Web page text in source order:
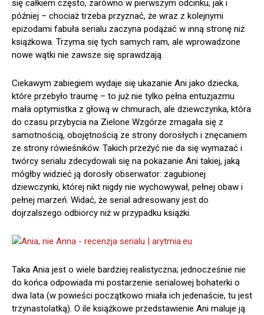
się całkiem często, zarówno w pierwszym odcinku, jak i
później – chociaż trzeba przyznać, że wraz z kolejnymi
epizodami fabuła serialu zaczyna podążać w inną stronę niż
książkowa. Trzyma się tych samych ram, ale wprowadzone
nowe wątki nie zawsze się sprawdzają.
Ciekawym zabiegiem wydaje się ukazanie Ani jako dziecka,
które przebyło traumę – to już nie tylko pełna entuzjazmu
mała optymistka z głową w chmurach, ale dziewczynka, która
do czasu przybycia na Zielone Wzgórze zmagała się z
samotnością, obojętnością ze strony dorosłych i znęcaniem
ze strony rówieśników. Takich przeżyć nie da się wymazać i
twórcy serialu zdecydowali się na pokazanie Ani takiej, jaką
mógłby widzieć ją dorosły obserwator: zagubionej
dziewczynki, której nikt nigdy nie wychowywał, pełnej obaw i
pełnej marzeń. Widać, że serial adresowany jest do
dojrzalszego odbiorcy niż w przypadku książki.
Taka Ania jest o wiele bardziej realistyczna; jednocześnie nie
do końca odpowiada mi postarzenie serialowej bohaterki o
dwa lata (w powieści początkowo miała ich jedenaście, tu jest
trzynastolatką). O ile książkowe przedstawienie Ani maluje ją